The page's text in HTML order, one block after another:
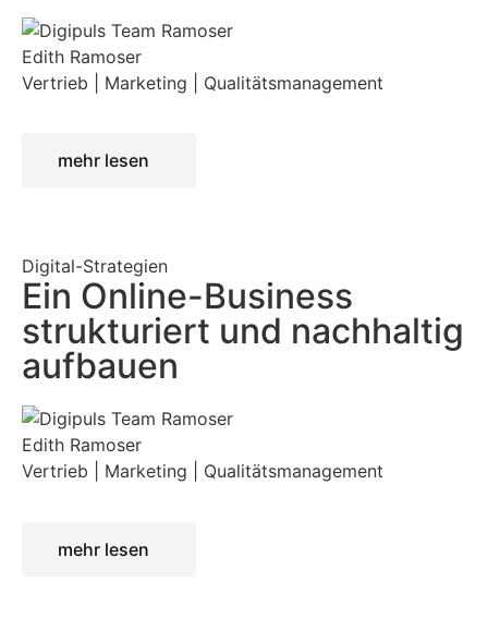
Edith Ramoser
Vertrieb | Marketing | Qualitätsmanagement
mehr lesen
Digital-Strategien
Ein Online-Business
strukturiert und nachhaltig
aufbauen
Edith Ramoser
Vertrieb | Marketing | Qualitätsmanagement
mehr lesen